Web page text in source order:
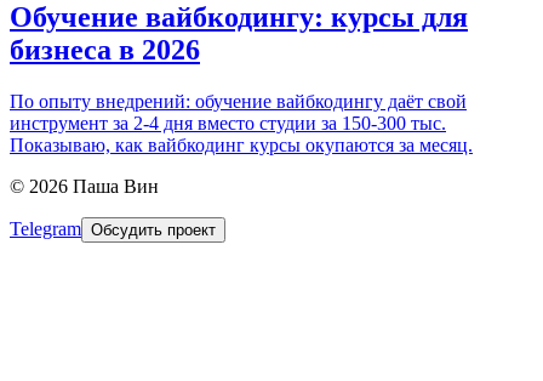
Обучение вайбкодингу: курсы для
бизнеса в 2026
По опыту внедрений: обучение вайбкодингу даёт свой
инструмент за 2-4 дня вместо студии за 150-300 тыс.
Показываю, как вайбкодинг курсы окупаются за месяц.
© 2026 Паша Вин
Telegram Обсудить проект